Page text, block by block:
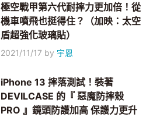
極空戰甲第六代耐摔力更加倍！從
機車噴飛也挺得住？（加映：太空
盾超強化玻璃貼）
2021/11/17 by 宇恩
iPhone 13 摔落測試！裝著
DEVILCASE 的『 惡魔防摔殼
PRO 』鏡頭防護加高 保護力更升